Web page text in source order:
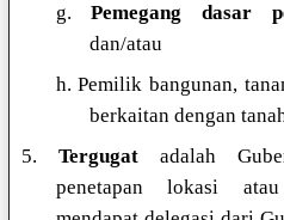
g.Pemegang dasar
dan/atau
h. Pemilik bangunan,
berkaitan dengan
5.Tergugat adalah
penetapan lokasi